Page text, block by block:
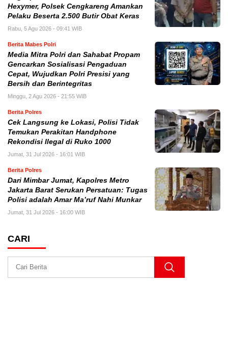
Hexymer, Polsek Cengkareng Amankan
Pelaku Beserta 2.500 Butir Obat Keras
Rabu, 5 Agu 2026 - 09:41 WIB
Berita Mabes Polri
Media Mitra Polri dan Sahabat Propam
Gencarkan Sosialisasi Pengaduan
Cepat, Wujudkan Polri Presisi yang
Bersih dan Berintegritas
Minggu, 2 Agu 2026 - 21:55 WIB
Berita Polres
Cek Langsung ke Lokasi, Polisi Tidak
Temukan Perakitan Handphone
Rekondisi Ilegal di Ruko 1000
Jumat, 31 Jul 2026 - 16:01 WIB
Berita Polres
Dari Mimbar Jumat, Kapolres Metro
Jakarta Barat Serukan Persatuan: Tugas
Polisi adalah Amar Ma’ruf Nahi Munkar
Jumat, 31 Jul 2026 - 16:00 WIB
CARI